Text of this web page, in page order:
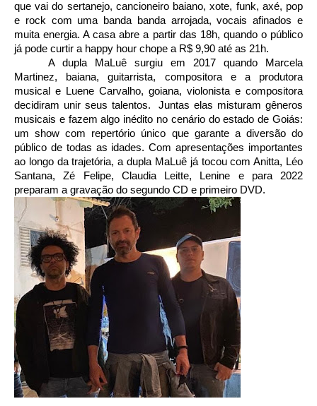
que vai do sertanejo, cancioneiro baiano, xote, funk, axé, pop
e rock com uma banda banda arrojada, vocais afinados e
muita energia. A casa abre a partir das 18h, quando o público
já pode curtir a happy hour chope a R$ 9,90 até as 21h.
A dupla MaLuê surgiu em 2017 quando Marcela
Martinez, baiana, guitarrista, compositora e a produtora
musical e Luene Carvalho, goiana, violonista e compositora
decidiram unir seus talentos.  Juntas elas misturam gêneros
musicais e fazem algo inédito no cenário do estado de Goiás:
um show com repertório único que garante a diversão do
público de todas as idades. Com apresentações importantes
ao longo da trajetória, a dupla MaLuê já tocou com Anitta, Léo
Santana, Zé Felipe, Claudia Leitte, Lenine e para 2022
preparam a gravação do segundo CD e primeiro DVD.